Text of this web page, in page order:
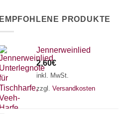
EMPFOHLENE PRODUKTE
Jennerweinlied
2,60€
inkl. MwSt.
zzgl. Versandkosten